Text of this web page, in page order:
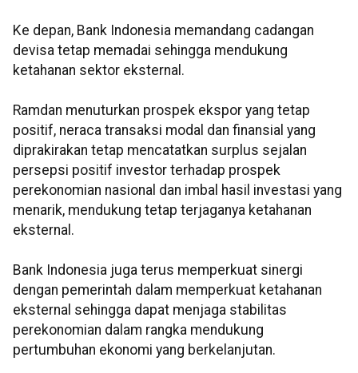
Ke depan, Bank Indonesia memandang cadangan
devisa tetap memadai sehingga mendukung
ketahanan sektor eksternal.
Ramdan menuturkan prospek ekspor yang tetap
positif, neraca transaksi modal dan finansial yang
diprakirakan tetap mencatatkan surplus sejalan
persepsi positif investor terhadap prospek
perekonomian nasional dan imbal hasil investasi yang
menarik, mendukung tetap terjaganya ketahanan
eksternal.
Bank Indonesia juga terus memperkuat sinergi
dengan pemerintah dalam memperkuat ketahanan
eksternal sehingga dapat menjaga stabilitas
perekonomian dalam rangka mendukung
pertumbuhan ekonomi yang berkelanjutan.